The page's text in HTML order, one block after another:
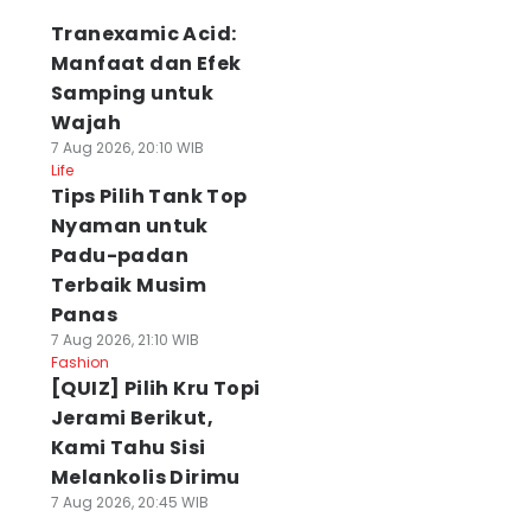
Tranexamic Acid:
Manfaat dan Efek
Samping untuk
Wajah
7 Aug 2026, 20:10 WIB
Life
Tips Pilih Tank Top
Nyaman untuk
Padu-padan
Terbaik Musim
Panas
7 Aug 2026, 21:10 WIB
Fashion
[QUIZ] Pilih Kru Topi
Jerami Berikut,
Kami Tahu Sisi
Melankolis Dirimu
7 Aug 2026, 20:45 WIB